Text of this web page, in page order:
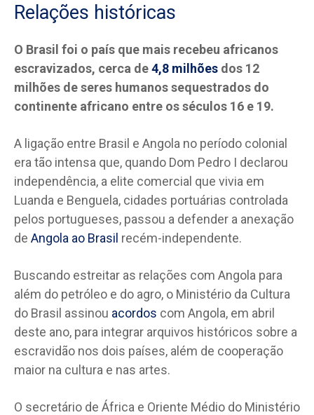
Relações históricas
O Brasil foi o país que mais recebeu africanos
escravizados, cerca de4,8 milhões dos 12
milhões de seres humanos sequestrados do
continente africano entre os séculos 16 e 19.
A ligação entre Brasil e Angola no período colonial
era tão intensa que, quando Dom Pedro I declarou
independência, a elite comercial que vivia em
Luanda e Benguela, cidades portuárias controlada
pelos portugueses, passou a defender a anexação
de Angola ao Brasil recém-independente.
Buscando estreitar as relações com Angola para
além do petróleo e do agro, o Ministério da Cultura
do Brasil assinou acordos com Angola, em abril
deste ano, para integrar arquivos históricos sobre a
escravidão nos dois países, além de cooperação
maior na cultura e nas artes.
O secretário de África e Oriente Médio do Ministério